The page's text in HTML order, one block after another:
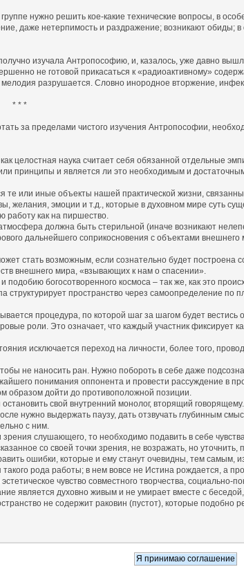
нужно решить кое-какие технические вопросы, в
даже нетерпимость и раздражение; возникают
изучала Антропософию, и, казалось, уже давно
не готовой прикасаться к «радиоактивному»
разрушается. Словно инородное вторжение,
за пределами чистого изучения Антропософии,
целостная наука считает себя обязанной отдельные
принципы и является ли это необходимым и
те или иные объекты нашей практической жизни,
желания, эмоции и т.д., которые в духовном мире суть
работу как на пиршество.
должна быть стерильной (иначе возникают
дальнейшего соприкосновения с объектами
стать возможным, если сознательно будет построена
внешнего мира, «взывающих к нам о спасении».
богосотворенного космоса – так же, как это
структурирует пространство через самоопределение
процедура, по которой шаг за шагом будет вестись
роли. Это означает, что каждый участник фиксирует
исключается переход на личности, более того,
не наносить ран. Нужно побороть в себе даже
понимания оппонента и провести рассуждение в
образом дойти до противоположной позиции.
свой внутренний монолог, вторящий
нужно выдержать паузу, дать отзвучать глубинным
с ним.
слушающего, то необходимо подавить в себе
со своей точки зрения, не возражать, но
ошибки, которые и ему станут очевидны, тем самым,
рода работы; в нем вовсе не Истина рождается, а
чувство совместного творчества, социально-
является духовно живым и не умирает вместе с
не содержит раковин (пустот), которые подобно